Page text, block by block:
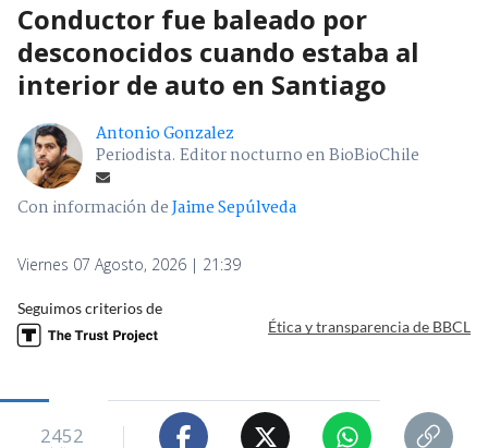
Conductor fue baleado por
desconocidos cuando estaba al
interior de auto en Santiago
Antonio Gonzalez
Periodista. Editor nocturno en BioBioChile
Con información deJaime Sepúlveda
Viernes 07 Agosto, 2026 | 21:39
Seguimos criterios de
Ética y transparencia de BBCL
2452